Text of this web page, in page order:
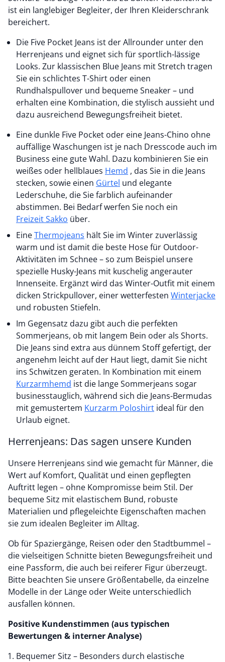
ist ein langlebiger Begleiter, der Ihren Kleiderschrank
bereichert.
Die Five Pocket Jeans ist der Allrounder unter den
Herrenjeans und eignet sich für sportlich-lässige
Looks. Zur klassischen Blue Jeans mit Stretch tragen
Sie ein schlichtes T-Shirt oder einen
Rundhalspullover und bequeme Sneaker – und
erhalten eine Kombination, die stylisch aussieht und
dazu ausreichend Bewegungsfreiheit bietet.
Eine dunkle Five Pocket oder eine Jeans-Chino ohne
auffällige Waschungen ist je nach Dresscode auch im
Business eine gute Wahl. Dazu kombinieren Sie ein
weißes oder hellblaues Hemd , das Sie in die Jeans
stecken, sowie einen Gürtel und elegante
Lederschuhe, die Sie farblich aufeinander
abstimmen. Bei Bedarf werfen Sie noch ein
Freizeit Sakko über.
EineThermojeans hält Sie im Winter zuverlässig
warm und ist damit die beste Hose für Outdoor-
Aktivitäten im Schnee – so zum Beispiel unsere
spezielle Husky-Jeans mit kuschelig angerauter
Innenseite. Ergänzt wird das Winter-Outfit mit einem
dicken Strickpullover, einer wetterfesten Winterjacke
und robusten Stiefeln.
Im Gegensatz dazu gibt auch die perfekten
Sommerjeans, ob mit langem Bein oder als Shorts.
Die Jeans sind extra aus dünnem Stoff gefertigt, der
angenehm leicht auf der Haut liegt, damit Sie nicht
ins Schwitzen geraten. In Kombination mit einem
Kurzarmhemd
businesstauglich, während sich die Jeans-Bermudas
mit gemustertem Kurzarm Poloshirt
Urlaub eignet.
Herrenjeans: Das sagen unsere Kunden
Unsere Herrenjeans sind wie gemacht für Männer, die
Wert auf Komfort, Qualität und einen gepflegten
Auftritt legen – ohne Kompromisse beim Stil. Der
bequeme Sitz mit elastischem Bund, robuste
Materialien und pflegeleichte Eigenschaften machen
sie zum idealen Begleiter im Alltag.
Ob für Spaziergänge, Reisen oder den Stadtbummel –
die vielseitigen Schnitte bieten Bewegungsfreiheit und
eine Passform, die auch bei reiferer Figur überzeugt.
Bitte beachten Sie unsere Größentabelle, da einzelne
Modelle in der Länge oder Weite unterschiedlich
ausfallen können.
Positive Kundenstimmen (aus typischen
Bewertungen & interner Analyse)
Bequemer Sitz – Besonders durch elastische